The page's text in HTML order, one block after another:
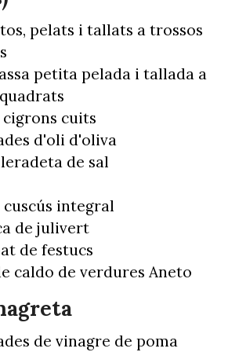
pelats i tallats a trossos
petita pelada i tallada a
cigrons cuits
d'oli d'oliva
de sal
cuscús integral
de julivert
de festucs
caldo de verdures Aneto
de vinagre de poma